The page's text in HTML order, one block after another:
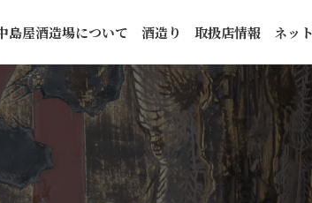
島屋酒造場について 酒造り 取扱店情報 ネッ